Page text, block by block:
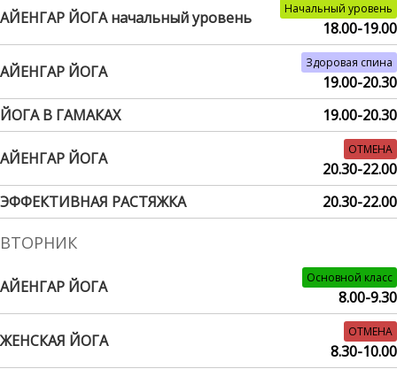
АЙЕНГАР ЙОГА начальный уровень Начальный уровень
18.00-19.00
АЙЕНГАР ЙОГА Здоровая спина
19.00-20.30
ЙОГА В ГАМАКАХ
19.00-20.30
АЙЕНГАР ЙОГА ОТМЕНА
20.30-22.00
ЭФФЕКТИВНАЯ РАСТЯЖКА
20.30-22.00
ВТОРНИК
АЙЕНГАР ЙОГА Основной класс
8.00-9.30
ЖЕНСКАЯ ЙОГА ОТМЕНА
8.30-10.00